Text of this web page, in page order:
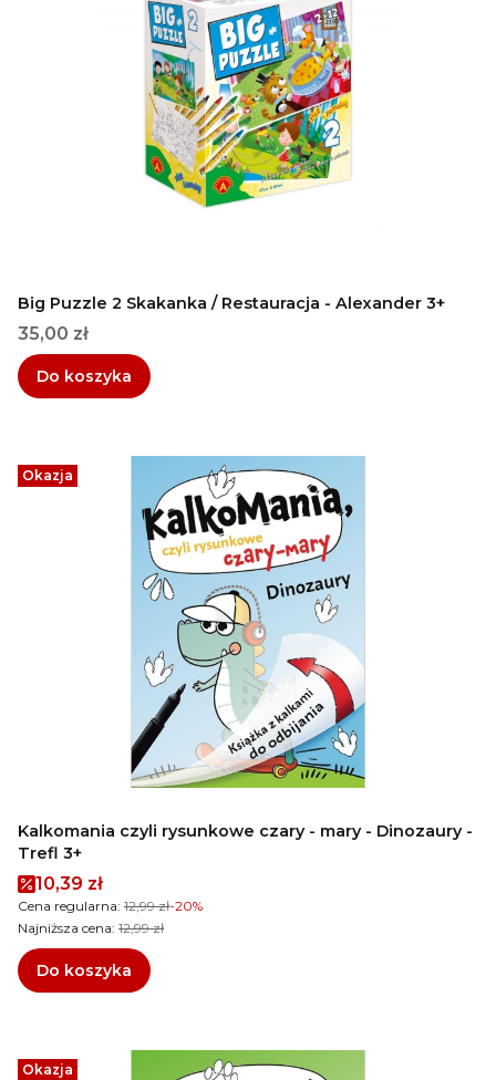
Big Puzzle 2 Skakanka / Restauracja - Alexander 3+
Cena
35,00 zł
Do koszyka
Okazja
Kalkomania czyli rysunkowe czary - mary - Dinozaury -
Trefl 3+
Cena promocyjna
10,39 zł
Cena regularna: 12,99 zł-20%
Najniższa cena: 12,99 zł
Do koszyka
Okazja